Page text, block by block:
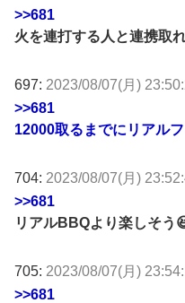
>>681
火を連打する人と連携取
697: 2023/08/07(月)
>>681
12000取るまでにリアル
704: 2023/08/07(月)
>>681
リアルBBQより楽しそう
705: 2023/08/07(月)
>>681